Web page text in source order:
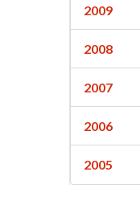
2009
2008
2007
2006
2005